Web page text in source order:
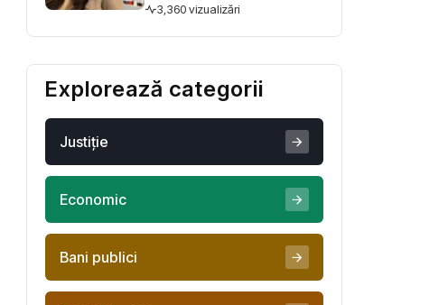
victoria Ucrainei,
Georgia nu se poate
3,360 vizualizări
Explorează categorii
Justiţie
Economic
Bani publici